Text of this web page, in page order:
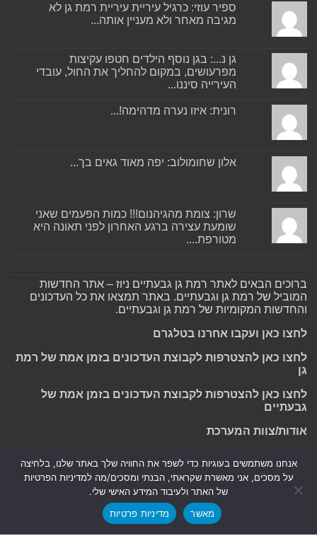
ספיר עוזי: כרגיל עיריית עיריית רמת גן לא
מגיבה מאחר ולא מעניין אותה...
גן נ...: בגן נוסף הילדים חטפו עקיצות
מפרעושים, במקום להחליך את החול, עובדי
העירייה סיננו...
רונית: איזו נערה מדהימה!...
אלון שחומולוב: יפה מאוד גאים בך...
שרון: צומת מהגיהנום!!! כמות הפעמים שאני
שומעת עצירה ברגע האחרון לפני תאונה היא
מטורפת....
ברוכים הבאים לאתר רמת גן גבעתיים ניוז – אתר החדשות
המוביל של רמת גן וגבעתיים. באתר תמצאו את כל העדכונים
והחדשות המקומיות של רמת גן וגבעתיים.
לחצו כאן ועקבו אחרנו בטלגרם
לחצו כאן להצטרפות לקבוצת העדכונים בזמן אמת של רמת
גן
לחצו כאן להצטרפות לקבוצת העדכונים בזמן אמת של
גבעתיים
אודות/צוות המערכת
Powered byNintay
© כל הזכויות שמורות 2026, רמת גן גבעתיים ניוז.
חדשות בת ים-חולון|חדשות רמת גן-גבעתיים|חדשות בקעת אונו|
אנחנו משתמשים בעוגיות כדי לשפר את החוויה שלך באתר שלנו, בלחיצה
על מסכים, אני מאשרת שקראתי, הבנתי ומסכים/מה למדיניות הפרטיות
של האתר ולעיבוד המידע האישי שלי.
מאשר
מדיניות פרטיות